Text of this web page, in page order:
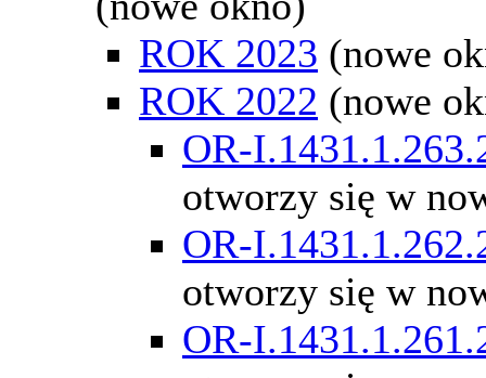
ROK 2023 (nowe
ROK 2022 (nowe
OR-
otworzy się w
OR-
otworzy się w
OR-